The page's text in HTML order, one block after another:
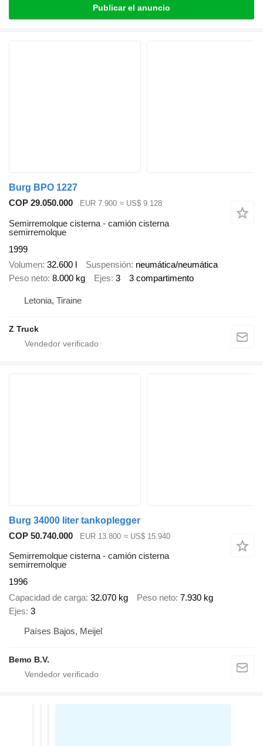
Publicar el anuncio
Burg BPO 1227
COP 29.050.000
EUR 7.900 ≈ US$ 9.128
Semirremolque cisterna - camión cisterna
semirremolque
1999
Volumen 32.600 l Suspensión neumática/neumática
Peso neto 8.000 kg Ejes 3 3 compartimento
Letonia, Tiraine
Z Truck
Burg 34000 liter tankoplegger
COP 50.740.000
EUR 13.800 ≈ US$ 15.940
Semirremolque cisterna - camión cisterna
semirremolque
1996
Capacidad de carga 32.070 kg Peso neto 7.930 kg
Ejes 3
Países Bajos, Meijel
Bemo B.V.